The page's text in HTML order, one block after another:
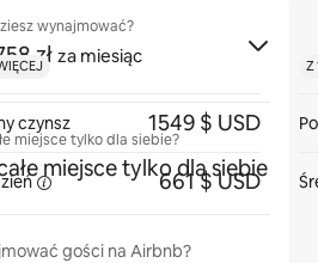
wynajmować?
zł za miesiąc
miejsce tylko dla siebie?
miejsce tylko dla siebie
gości na Airbnb?
czynsz 1549 $ USD
661 $ USD
Z